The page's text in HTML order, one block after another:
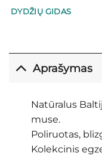
DYDŽIŲ GIDAS
Aprašymas
Natūralus
muse.
Poliruotas,
Kolekcinis